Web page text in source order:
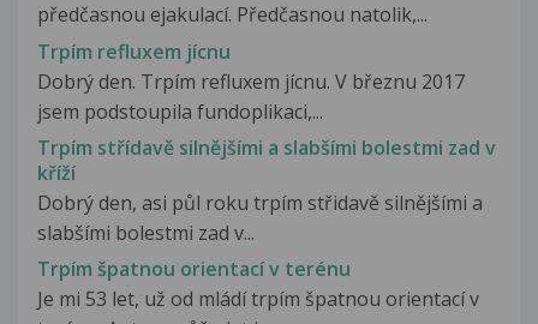
předčasnou ejakulací. Předčasnou natolik,...
Trpím refluxem jícnu
Dobrý den. Trpím refluxem jícnu. V březnu 2017
jsem podstoupila fundoplikaci,...
Trpím střídavě silnějšími a slabšími bolestmi zad v
kříží
Dobrý den, asi půl roku trpím střidavě silnějšími a
slabšími bolestmi zad v...
Trpím špatnou orientací v terénu
Je mi 53 let, už od mládí trpím špatnou orientací v